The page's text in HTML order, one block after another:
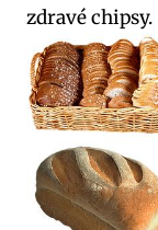
zdravé chipsy.